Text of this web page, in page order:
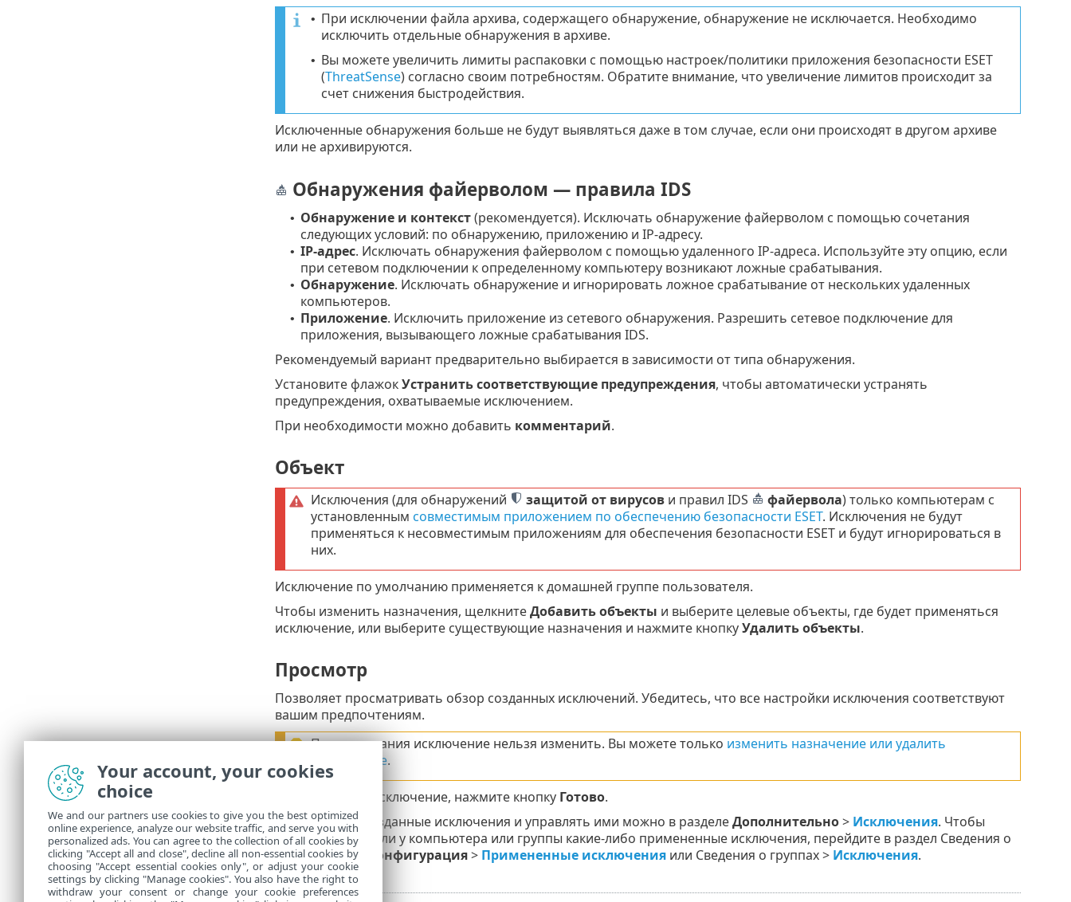
• При исключении файла архива, содержащего обнаружение, обнаружение не исключается. Необходимо
исключить отдельные обнаружения в архиве.
• Вы можете увеличить лимиты распаковки с помощью настроек/политики приложения безопасности ESET
(ThreatSense) согласно своим потребностям. Обратите внимание, что увеличение лимитов происходит за
счет снижения быстродействия.
Исключенные обнаружения больше не будут выявляться даже в том случае, если они происходят в другом архиве
или не архивируются.
Обнаружения файерволом — правила IDS
• Обнаружение и контекст(рекомендуется). Исключать обнаружение файерволом с помощью сочетания
следующих условий: по обнаружению, приложению и IP-адресу.
• IP-адрес. Исключать обнаружения файерволом с помощью удаленного IP-адреса. Используйте эту опцию, если
при сетевом подключении к определенному компьютеру возникают ложные срабатывания.
• Обнаружение. Исключать обнаружение и игнорировать ложное срабатывание от нескольких удаленных
компьютеров.
• Приложение. Исключить приложение из сетевого обнаружения. Разрешить сетевое подключение для
приложения, вызывающего ложные срабатывания IDS.
Рекомендуемый вариант предварительно выбирается в зависимости от типа обнаружения.
Установите флажокУстранить соответствующие предупреждения, чтобы автоматически устранять
предупреждения, охватываемые исключением.
При необходимости можно добавить комментарий.
Объект
Исключения (для обнаружений защитой от вирусови правил IDS файервола) только компьютерам с
установленным совместимым приложением по обеспечению безопасности ESET. Исключения не будут
применяться к несовместимым приложениям для обеспечения безопасности ESET и будут игнорироваться в
них.
Исключение по умолчанию применяется к домашней группе пользователя.
Чтобы изменить назначения, щелкнитеДобавить объекты и выберите целевые объекты, где будет применяться
исключение, или выберите существующие назначения и нажмите кнопкуУдалить объекты.
Просмотр
Позволяет просматривать обзор созданных исключений. Убедитесь, что все настройки исключения соответствуют
вашим предпочтениям.
После создания исключение нельзя изменить. Вы можете только изменить назначение или удалить
исключение.
Чтобы создать исключение, нажмите кнопку Готово.
Просмотреть созданные исключения и управлять ими можно в разделеДополнительно> Исключения. Чтобы
проверить, есть ли у компьютера или группы какие-либо примененные исключения, перейдите в раздел Сведения о
компьютере >
Конфигурация> Примененные исключенияили Сведения о группах > Исключения.
Your account, your cookies
choice
We and our partners use cookies to give you the best optimized
online experience, analyze our website traffic, and serve you with
personalized ads. You can agree to the collection of all cookies by
clicking "Accept all and close", decline all non-essential cookies by
choosing "Accept essential cookies only", or adjust your cookie
settings by clicking "Manage cookies". You also have the right to
withdraw your consent or change your cookie preferences